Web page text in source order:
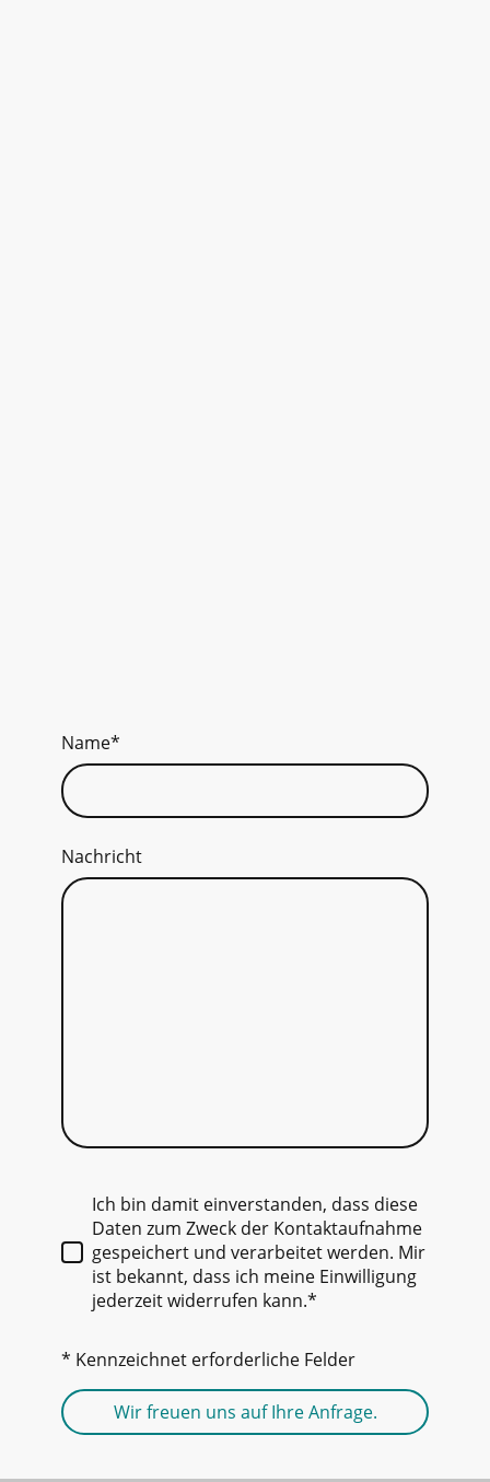
Name*
Nachricht
Ich bin damit einverstanden, dass diese
Daten zum Zweck der Kontaktaufnahme
gespeichert und verarbeitet werden. Mir
ist bekannt, dass ich meine Einwilligung
jederzeit widerrufen kann.*
* Kennzeichnet erforderliche Felder
Wir freuen uns auf Ihre Anfrage.